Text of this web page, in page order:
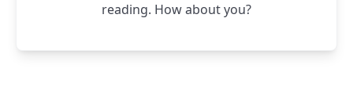
reading. How about you?